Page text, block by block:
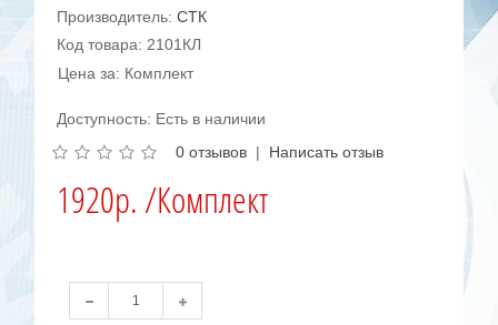
Производитель:СТК
Код товара: 2101КЛ
Цена за: Комплект
Доступность: Есть в наличии
0 отзывов | Написать отзыв
1920р. /Комплект